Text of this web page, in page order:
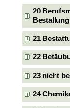
20
Bestallung
21
22
23 nicht
24